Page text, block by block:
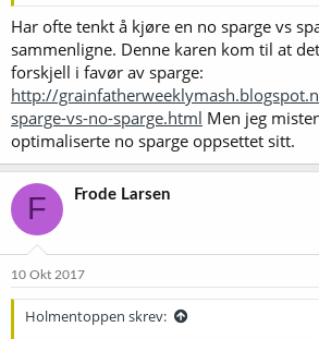
Har ofte tenkt å kjøre en no sparge vs
sammenligne. Denne karen kom til at
forskjell i favør av sparge:
http://
sparge-vs-no-sparge.html Men jeg
optimaliserte no sparge oppsettet sitt.
F Frode Larsen
10 Okt 2017
Holmentoppen skrev: